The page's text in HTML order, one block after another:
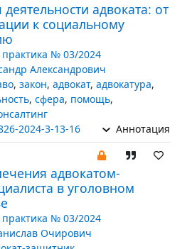
адвоката: от
к социальному
практика № 03/2024
Александрович
, закон, адвокат, адвокатура,
, сфера, помощь,
2024-3-13-16 Аннотация
адвокатом-
в уголовном
практика № 03/2024
Очирович